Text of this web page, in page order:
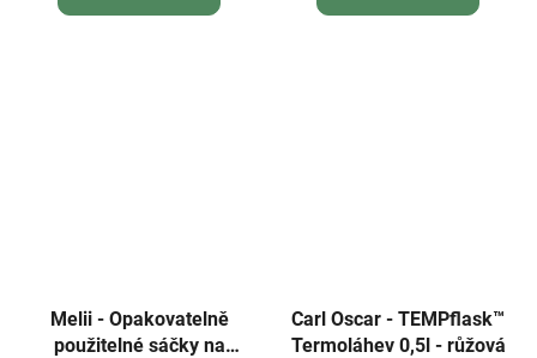
Melii - Opakovatelně
použitelné sáčky na
Carl Oscar - TEMPflask™
Termoláhev 0,5l - růžová